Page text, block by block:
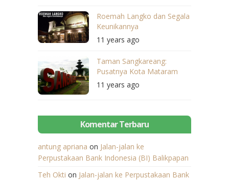
Roemah Langko dan Segala
Keunikannya
11 years ago
Taman Sangkareang:
Pusatnya Kota Mataram
11 years ago
Komentar Terbaru
antung apriana on Jalan-jalan ke
Perpustakaan Bank Indonesia (BI) Balikpapan
Teh Okti on Jalan-jalan ke Perpustakaan Bank